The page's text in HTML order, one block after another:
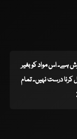
ہے۔ اس مواد کو بغیر
درست نہیں۔ تمام